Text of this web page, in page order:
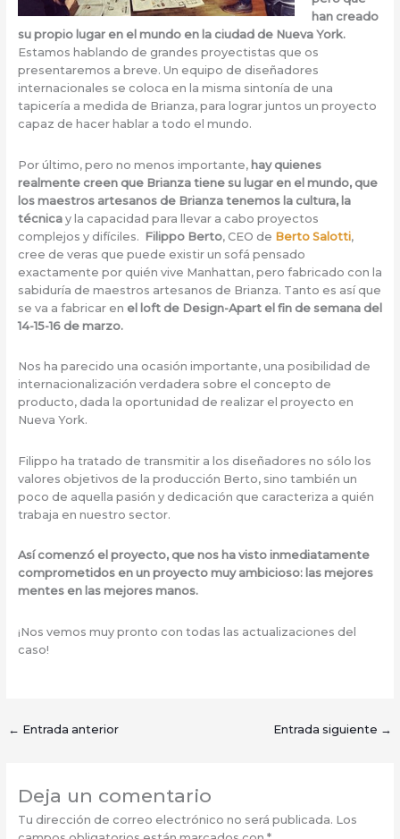
han creado
su propio lugar en el mundo en la ciudad de Nueva York.
Estamos hablando de grandes proyectistas que os
presentaremos a breve. Un equipo de diseñadores
internacionales se coloca en la misma sintonía de una
tapicería a medida de Brianza, para lograr juntos un proyecto
capaz de hacer hablar a todo el mundo.
Por último, pero no menos importante, hay quienes
realmente creen que Brianza tiene su lugar en el mundo, que
los maestros artesanos de Brianza tenemos la cultura, la
técnica y la capacidad para llevar a cabo proyectos
complejos y difíciles. Filippo Berto, CEO de Berto Salotti,
cree de veras que puede existir un sofá pensado
exactamente por quién vive Manhattan, pero fabricado con la
sabiduría de maestros artesanos de Brianza. Tanto es así que
se va a fabricar en el loft de Design-Apart el fin de semana del
14-15-16 de marzo.
Nos ha parecido una ocasión importante, una posibilidad de
internacionalización verdadera sobre el concepto de
producto, dada la oportunidad de realizar el proyecto en
Nueva York.
Filippo ha tratado de transmitir a los diseñadores no sólo los
valores objetivos de la producción Berto, sino también un
poco de aquella pasión y dedicación que caracteriza a quién
trabaja en nuestro sector.
Así comenzó el proyecto, que nos ha visto inmediatamente
comprometidos en un proyecto muy ambicioso: las mejores
mentes en las mejores manos.
¡Nos vemos muy pronto con todas las actualizaciones del
caso!
← Entrada anterior Entrada siguiente →
Deja un comentario
Tu dirección de correo electrónico no será publicada. Los